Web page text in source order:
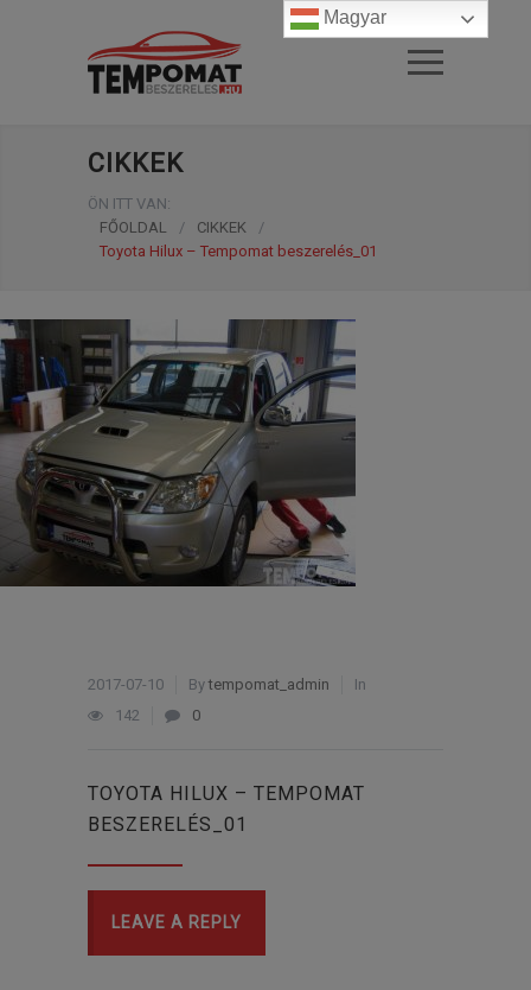
CIKKEK
ÖN ITT VAN:
FŐOLDAL
/ CIKKEK
/
Toyota Hilux – Tempomat beszerelés_01
2017-07-10 Bytempomat_admin
In
142
0
TOYOTA HILUX – TEMPOMAT
BESZERELÉS_01
LEAVE A REPLY
Magyar